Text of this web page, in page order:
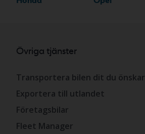
Övriga tjänster
Transportera bilen dit du önskar
Exportera till utlandet
Företagsbilar
Fleet Manager